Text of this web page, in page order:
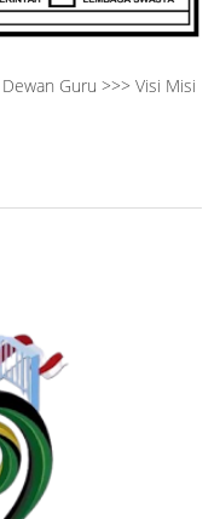
Dewan Guru >>> Visi Misi